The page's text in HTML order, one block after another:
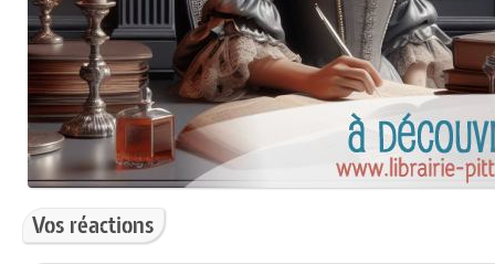
Vos réactions